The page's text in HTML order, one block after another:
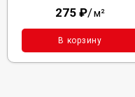
275 ₽/м²
В корзину